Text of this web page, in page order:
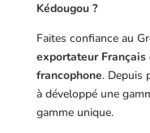
Kédougou ?
Faites confiance au
exportateur Français
francophone. Depuis
à développé une
gamme unique.